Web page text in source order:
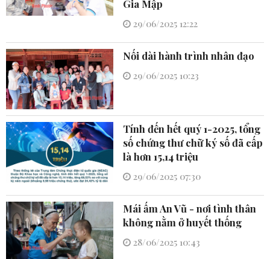
Gia Mập
29/06/2025 12:22
Nối dài hành trình nhân đạo
29/06/2025 10:23
Tính đến hết quý 1-2025, tổng
số chứng thư chữ ký số đã cấp
là hơn 15,14 triệu
29/06/2025 07:30
Mái ấm An Vũ - nơi tình thân
không nằm ở huyết thống
28/06/2025 10:43